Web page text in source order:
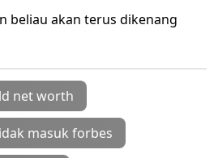
beliau akan terus dikenang
net worth
masuk forbes